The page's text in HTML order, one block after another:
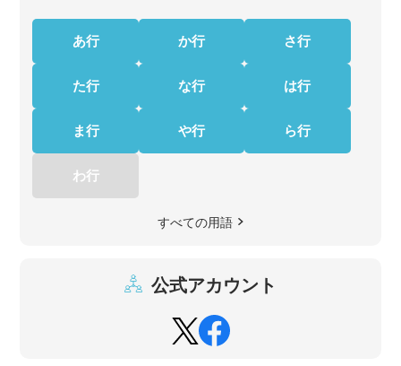
あ行 か行 さ行
た行 な行 は行
ま行 や行 ら行
わ行
すべての用語
公式アカウント